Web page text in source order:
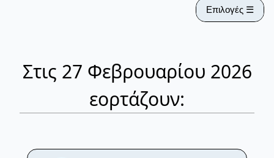
Επιλογές ☰
Στις 27 Φεβρουαρίου 2026
εορτάζουν: